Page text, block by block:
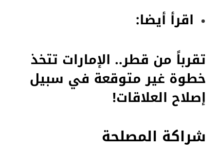
اقرأ أيضا:
تقرباً من قطر.. الإمارات تتخذ
خطوة غير متوقعة في سبيل
إصلاح العلاقات!
شراكة المصلحة